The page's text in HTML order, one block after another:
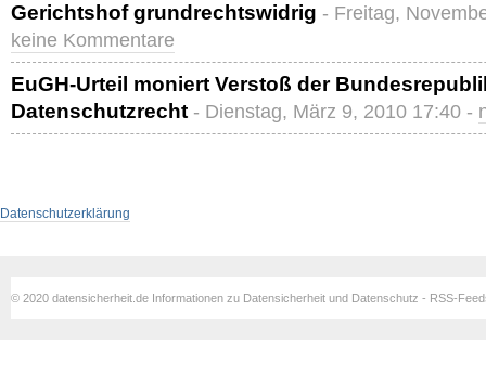
Gerichtshof grundrechtswidrig - Freitag,
keine Kommentare
EuGH-Urteil moniert Verstoß der
Datenschutzrecht - Dienstag, März 9, 2010 17:40 -
Datenschutzerklärung
© 2020 datensicherheit.de Informationen zu Datensicherheit und Datenschutz - RSS-